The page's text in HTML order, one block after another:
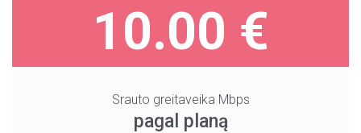
10.00 €
Srauto greitaveika Mbps
pagal planą